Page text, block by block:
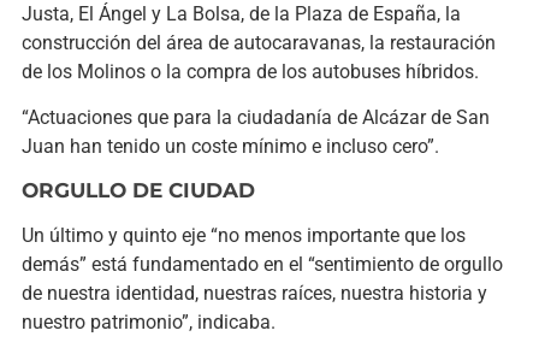
Justa, El Ángel y La Bolsa, de la Plaza de España, la
construcción del área de autocaravanas, la restauración
de los Molinos o la compra de los autobuses híbridos.
“Actuaciones que para la ciudadanía de Alcázar de San
Juan han tenido un coste mínimo e incluso cero”.
ORGULLO DE CIUDAD
Un último y quinto eje “no menos importante que los
demás” está fundamentado en el “sentimiento de orgullo
de nuestra identidad, nuestras raíces, nuestra historia y
nuestro patrimonio”, indicaba.